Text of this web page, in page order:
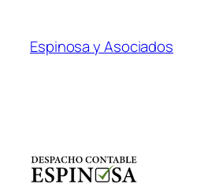
contenido
Espinosa y Asociados